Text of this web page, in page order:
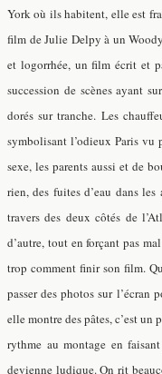
York où ils habitent, elle est
film de Julie Delpy à un
et logorrhée, un film écrit et
succession de scènes ayant
dorés sur tranche. Les
symbolisant l’odieux Paris vu
sexe, les parents aussi et de
rien, des fuites d’eau dans
travers des deux côtés de
d’autre, tout en forçant pas
trop comment finir son film.
passer des photos sur l’écran
elle montre des pâtes, c’est
rythme au montage en
devienne ludique. On rit